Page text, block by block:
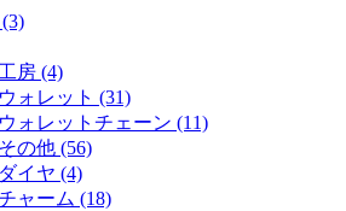
房 (4)
ォレット (31)
ォレットチェーン (11)
の他 (56)
イヤ (4)
ャーム (18)